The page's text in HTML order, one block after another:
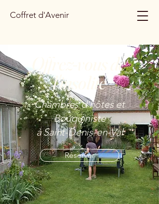
Coffret d'Avenir
Offrez-vous de
l'insolite
Chambres d'hôtes et
Bouquiniste
à Saint-Denis-en-Val
Réserver